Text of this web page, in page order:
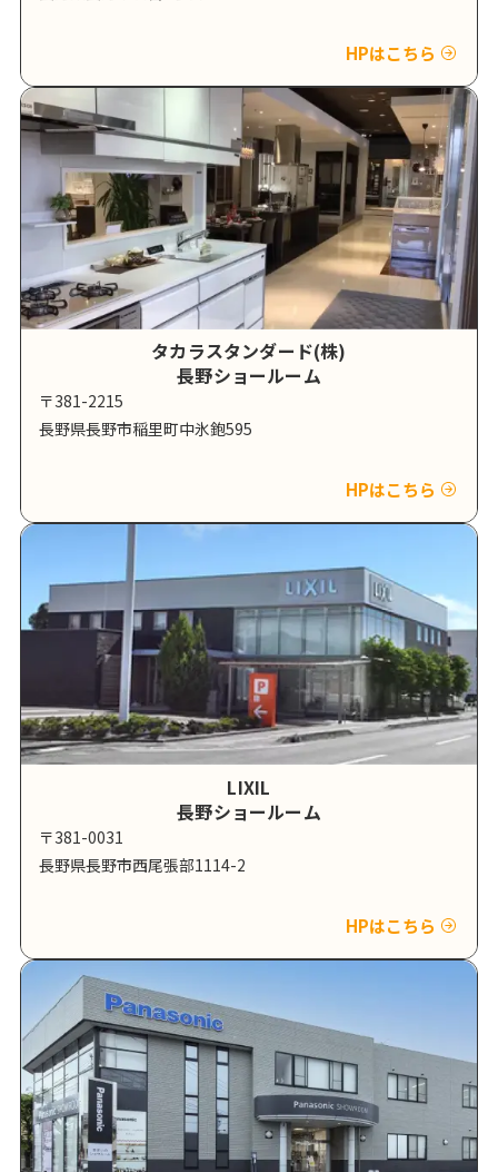
HPはこちら
タカラスタンダード(株)
長野ショールーム
〒381-2215
長野県長野市稲里町中氷鉋595
HPはこちら
LIXIL
長野ショールーム
〒381-0031
長野県長野市西尾張部1114-2
HPはこちら